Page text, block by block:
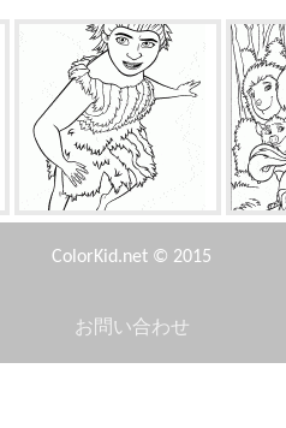
ウーガ・クルード フレン
ColorKid.net © 2015
お問い合わせ